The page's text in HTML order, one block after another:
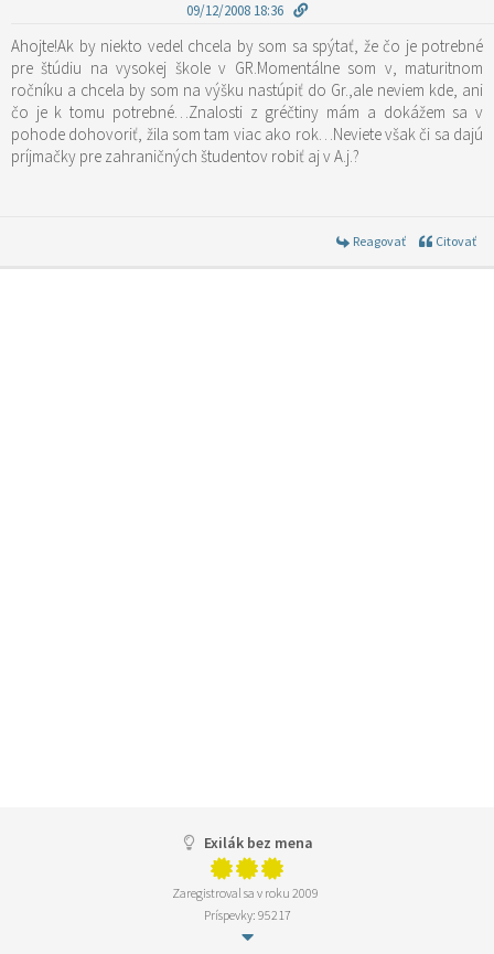
09/12/2008 18:36
Ahojte!Ak by niekto vedel chcela by som sa spýtať, že čo je potrebné
pre štúdiu na vysokej škole v GR.Momentálne som v, maturitnom
ročníku a chcela by som na výšku nastúpiť do Gr.,ale neviem kde, ani
čo je k tomu potrebné…Znalosti z gréčtiny mám a dokážem sa v
pohode dohovoriť, žila som tam viac ako rok…Neviete však či sa dajú
príjmačky pre zahraničných študentov robiť aj v A.j.?
Reagovať Citovať
Exilák bez mena
Zaregistroval sa v roku 2009
Príspevky: 95217